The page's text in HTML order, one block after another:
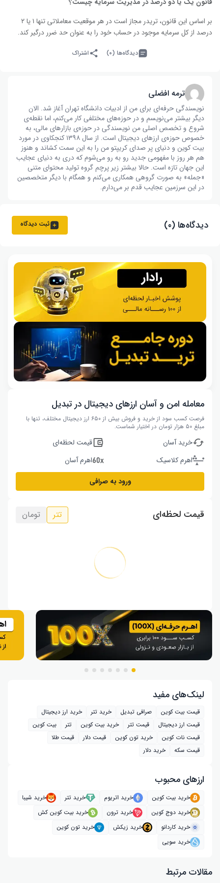
بر اساس این قانون، تریدر مجاز است در هر موقعیت معاملاتی تنها ۱ یا ۲
درصد از کل سرمایه موجود در حساب خود را به عنوان حد ضرر درگیر کند.
دیدگاه‌ها (۰) اشتراک
ترمه افضلی
نویسندگی حرفه‌ای برای من از ادبیات دانشگاه تهران آغاز شد. الان
دیگر بیشتر می‌نویسم و در حوزه‌های مختلفی کار می‌کنم، اما نقطه‌ی
شروع و تخصص اصلی من نویسندگی در حوزه‌ی بازار‌های مالی، به
خصوص حوزه‌ی ارز‌های دیجیتال است. از سال ۱۳۹۸ کنجکاوی در مورد
بیت کوین و دنیای پر صدای کریپتو من را به این سمت کشاند و هنوز
هم هر روز با مفهومی جدید رو به رو می‌شوم که دری به دنیای عجایب
این جهان تازه است. حالا بیشتر زیر پرچم گروه تولید محتوای متنی
«جمله» به صورت گروهی همکاری می‌کنم و همگام با دیگر متخصصین
در این سرزمین عجایب قدم بر می‌دارم.
دیدگاه‌ها (۰) ثبت دیدگاه
معامله امن و آسان ارزهای دیجیتال در تبدیل
فرصت کسب سود از خرید و فروش بیش از ۶۵۰ ارز دیجیتال مختلف، تنها با
مبلغ ۵۰ هزار تومان در اختیار شماست.
خرید آسان
قیمت لحظه‌ای
اهرم کلاسیک
اهرم آسان
ورود به صرافی
قیمت لحظه‌ای تتر تومان
لینک‌های مفید
قیمت بیت کوین صرافی تبدیل خرید تتر
خرید ارز دیجیتال
قیمت ارز دیجیتال
قیمت تتر خرید بیت‌ کوین تتر
بیت کوین
قیمت نات کوین
خرید تون کوین قیمت دلار
قیمت طلا
قیمت سکه
خرید دلار
ارز‌های محبوب
خرید بیت کوین خرید اتریوم خرید تتر
خرید شیبا
خرید دوج کوین
خرید ترون
خرید بیت کوین کش
خرید کاردانو
خرید زیکش
خرید تون کوین
خرید سویی
مقالات مرتبط